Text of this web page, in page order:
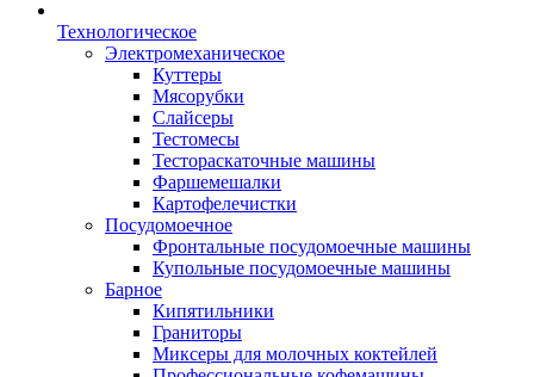
Технологическое
Электромеханическое
Куттеры
Мясорубки
Слайсеры
Тестомесы
Тестораскаточные машины
Фаршемешалки
Картофелечистки
Посудомоечное
Фронтальные посудомоечные машины
Купольные посудомоечные машины
Барное
Кипятильники
Граниторы
Миксеры для молочных коктейлей